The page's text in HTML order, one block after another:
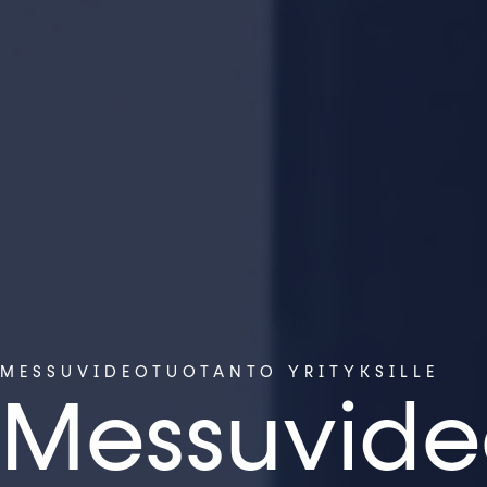
MESSUVIDEOTUOTANTO YRITYKSILLE